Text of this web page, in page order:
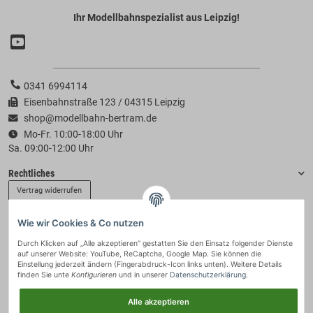
Ihr Modellbahnspezialist aus Leipzig!
0341 6994114
Eisenbahnstraße 123 / 04315 Leipzig
shop@modellbahn-bertram.de
Mo-Fr. 10:00-18:00 Uhr
Sa. 09:00-12:00 Uhr
Rechtliches
Vertrag widerrufen
Zahlung & Versand
Wie wir Cookies & Co nutzen
Durch Klicken auf „Alle akzeptieren“ gestatten Sie den Einsatz folgender Dienste
auf unserer Website: YouTube, ReCaptcha, Google Map. Sie können die
Einstellung jederzeit ändern (Fingerabdruck-Icon links unten). Weitere Details
finden Sie unte Konfigurieren und in unserer Datenschutzerklärung.
Alle akzeptieren